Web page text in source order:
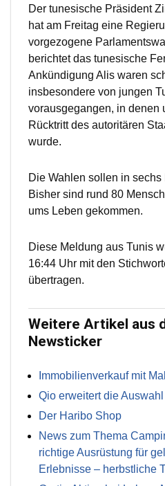
Der tunesische Präsident
hat am Freitag eine
vorgezogene
berichtet das tunesische
Ankündigung Alis waren
insbesondere von jungen
vorausgegangen, in denen
Rücktritt des autoritären
wurde.
Die Wahlen sollen in sechs
Bisher sind rund 80
ums Leben gekommen.
Diese Meldung aus Tunis
16:44 Uhr mit den
übertragen.
Weitere Artikel aus
Newsticker
Immobilienverkauf mit
Qio erweitert die
Der Haribo Shop
News zum Thema
richtige Ausrüstung für
Erlebnisse – herbstliche